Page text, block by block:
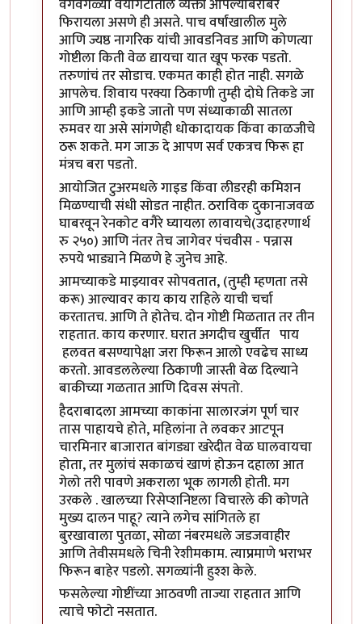
वेगवेगळ्या वयोगटातील व्यक्ती आपल्याबरोबर
फिरायला असणे ही असते. पाच वर्षांखालील मुले
आणि ज्यष्ठ नागरिक यांची आवडनिवड आणि कोणत्या
गोष्टीला किती वेळ द्यायचा यात खूप फरक पडतो.
तरुणांचं तर सोडाच. एकमत काही होत नाही. सगळे
आपलेच. शिवाय परक्या ठिकाणी तुम्ही दोघे तिकडे जा
आणि आम्ही इकडे जातो पण संध्याकाळी सातला
रुमवर या असे सांगणेही धोकादायक किंवा काळजीचे
ठरू शकते. मग जाऊ दे आपण सर्व एकत्रच फिरू हा
मंत्रच बरा पडतो.
आयोजित टुअरमधले गाइड किंवा लीडरही कमिशन
मिळण्याची संधी सोडत नाहीत. ठराविक दुकानाजवळ
घाबरवून रेनकोट वगैरे घ्यायला लावायचे(उदाहरणार्थ
रु २५०) आणि नंतर तेच जागेवर पंचवीस - पन्नास
रुपये भाड्याने मिळणे हे जुनेच आहे.
आमच्याकडे माझ्यावर सोपवतात, (तुम्ही म्हणता तसे
करू) आल्यावर काय काय राहिले याची चर्चा
करतातच. आणि ते होतेच. दोन गोष्टी मिळतात तर तीन
राहतात. काय करणार. घरात अगदीच खुर्चीत पाय
हलवत बसण्यापेक्षा जरा फिरून आलो एवढेच साध्य
करतो. आवडललेल्या ठिकाणी जास्ती वेळ दिल्याने
बाकीच्या गळतात आणि दिवस संपतो.
हैदराबादला आमच्या काकांना सालारजंग पूर्ण चार
तास पाहायचे होते, महिलांना ते लवकर आटपून
चारमिनार बाजारात बांगड्या खरेदीत वेळ घालवायचा
होता, तर मुलांचं सकाळचं खाणं होऊन दहाला आत
गेलो तरी पावणे अकराला भूक लागली होती. मग
उरकले . खालच्या रिसेप्शनिष्टला विचारले की कोणते
मुख्य दालन पाहू? त्याने लगेच सांगितले हा
बुरखावाला पुतळा, सोळा नंबरमधले जडजवाहीर
आणि तेवीसमधले चिनी रेशीमकाम. त्याप्रमाणे भराभर
फिरून बाहेर पडलो. सगळ्यांनी हुश्श केले.
फसलेल्या गोष्टींच्या आठवणी ताज्या राहतात आणि
त्याचे फोटो नसतात.